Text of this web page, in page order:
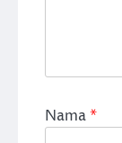
Nama*